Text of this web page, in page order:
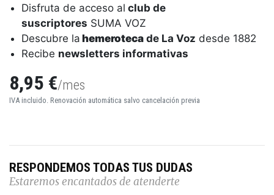
Disfruta de acceso al club de
suscriptores SUMA VOZ
Descubre la hemeroteca de La Voz desde 1882
Recibe newsletters informativas
8,95 €/mes
IVA incluido. Renovación automática salvo cancelación previa
RESPONDEMOS TODAS TUS DUDAS
Estaremos encantados de atenderte